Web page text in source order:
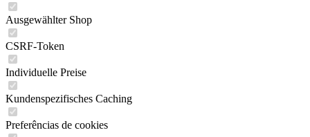
Ausgewählter Shop
CSRF-Token
Individuelle Preise
Kundenspezifisches Caching
Preferências de cookies